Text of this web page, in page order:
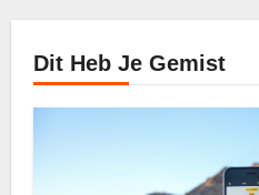
Dit Heb Je Gemist